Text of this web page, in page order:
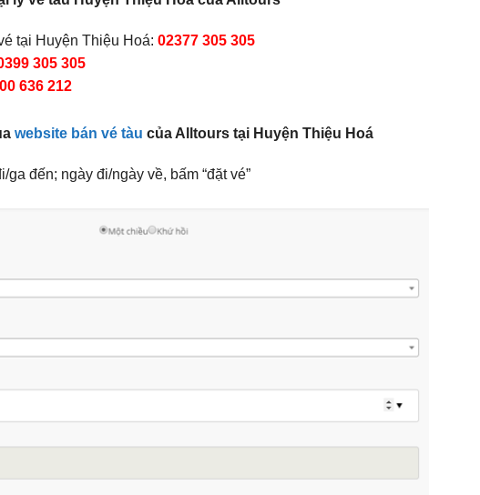
tại Huyện Thiệu Hoá: 02377 305 305
305 305
636 212
website bán vé tàu của Alltours tại Huyện Thiệu Hoá
đến; ngày đi/ngày về, bấm “đặt vé”